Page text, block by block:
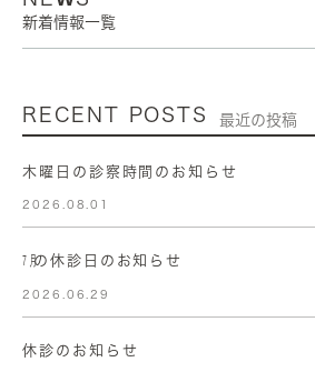
新着情報一覧
RECENT POSTS 最近の投稿
木曜日の診察時間のお知らせ
2026.08.01
㋆の休診日のお知らせ
2026.06.29
休診のお知らせ